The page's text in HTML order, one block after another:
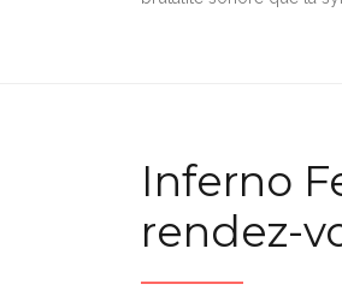
Inferno
rendez-